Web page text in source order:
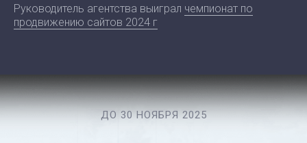
Руководитель агентства выиграл чемпионат по
продвижению сайтов 2024 г
ДО 30 НОЯБРЯ 2025